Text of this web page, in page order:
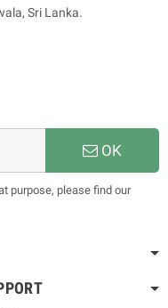
Sri Lanka.
OK
purpose, please find our